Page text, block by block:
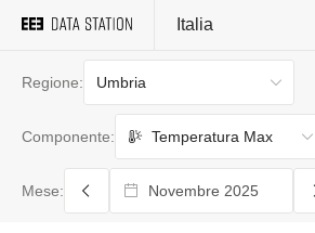
Italia
Regione: Umbria
Componente: Temperatura Max
Mese: